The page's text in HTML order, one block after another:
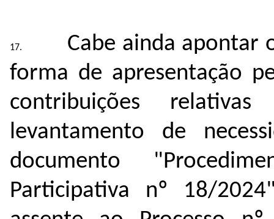
Cabe ainda apontar
forma de apresentação
contribuições
levantamento de
documento
Participativa nº 18/